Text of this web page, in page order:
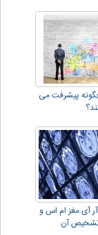
پیشرفت می
آی مغز ام اس و
تشخیص آن